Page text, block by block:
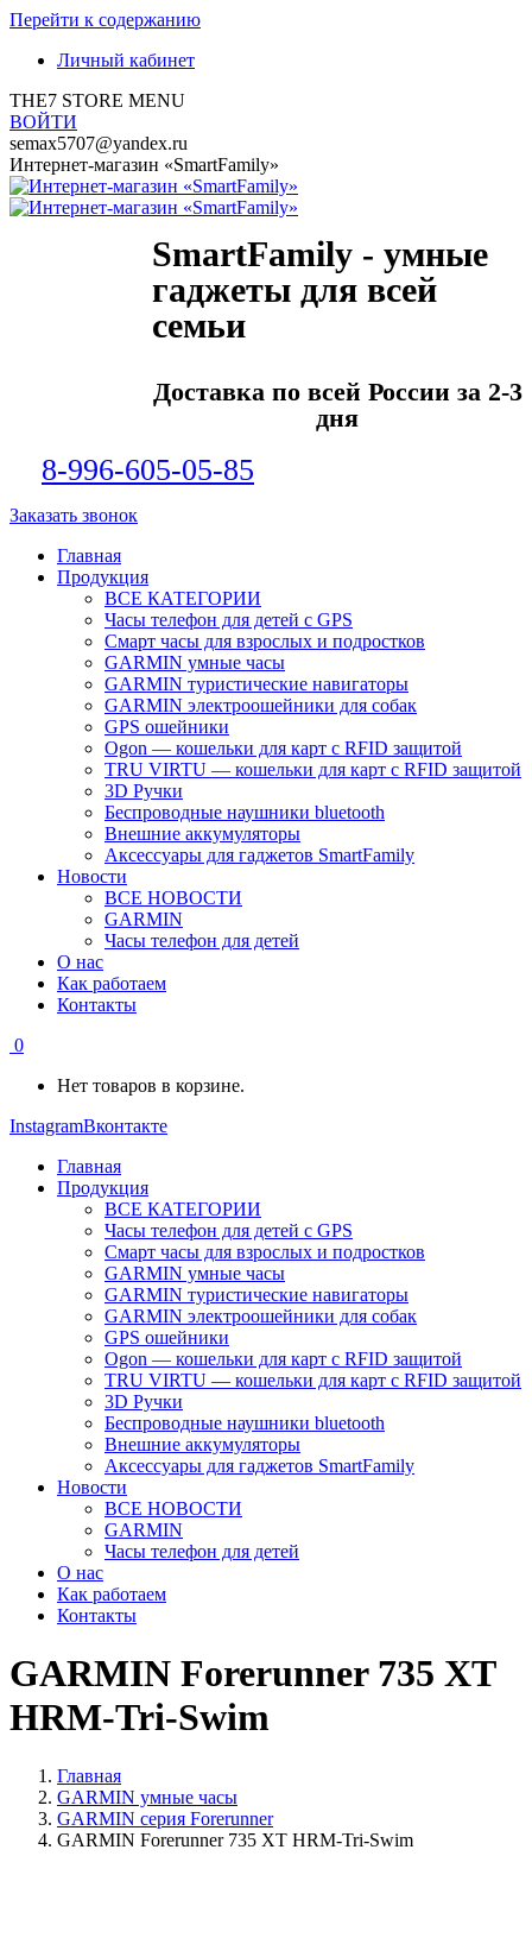
Перейти к содержанию
Личный кабинет
THE7 STORE MENU
ВОЙТИ
semax5707@yandex.ru
Интернет-магазин «SmartFamily»
SmartFamily - умные
гаджеты для всей
семьи
Доставка по всей России за 2-3
дня
8-996-605-05-85
Заказать звонок
Главная
Продукция
ВСЕ КАТЕГОРИИ
Часы телефон для детей с GPS
Смарт часы для взрослых и подростков
GARMIN умные часы
GARMIN туристические навигаторы
GARMIN электроошейники для собак
GPS ошейники
Ogon — кошельки для карт с RFID защитой
TRU VIRTU — кошельки для карт с RFID защитой
3D Ручки
Беспроводные наушники bluetooth
Внешние аккумуляторы
Аксессуары для гаджетов SmartFamily
Новости
ВСЕ НОВОСТИ
GARMIN
Часы телефон для детей
О нас
Как работаем
Контакты
0
Нет товаров в корзине.
InstagramВконтакте
Главная
Продукция
ВСЕ КАТЕГОРИИ
Часы телефон для детей с GPS
Смарт часы для взрослых и подростков
GARMIN умные часы
GARMIN туристические навигаторы
GARMIN электроошейники для собак
GPS ошейники
Ogon — кошельки для карт с RFID защитой
TRU VIRTU — кошельки для карт с RFID защитой
3D Ручки
Беспроводные наушники bluetooth
Внешние аккумуляторы
Аксессуары для гаджетов SmartFamily
Новости
ВСЕ НОВОСТИ
GARMIN
Часы телефон для детей
О нас
Как работаем
Контакты
GARMIN Forerunner 735 XT
HRM-Tri-Swim
Главная
GARMIN умные часы
GARMIN серия Forerunner
GARMIN Forerunner 735 XT HRM-Tri-Swim